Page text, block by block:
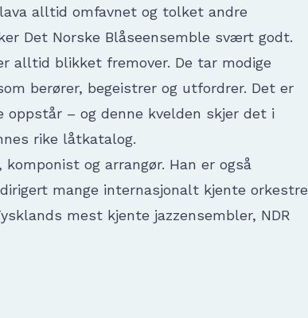
alltid omfavnet og tolket andre
Det Norske Blåseensemble svært godt.
alltid blikket fremover. De tar modige
berører, begeistrer og utfordrer. Det er
– og denne kvelden skjer det i
rike låtkatalog.
og arrangør. Han er også
mange internasjonalt kjente orkestre
mest kjente jazzensembler, NDR